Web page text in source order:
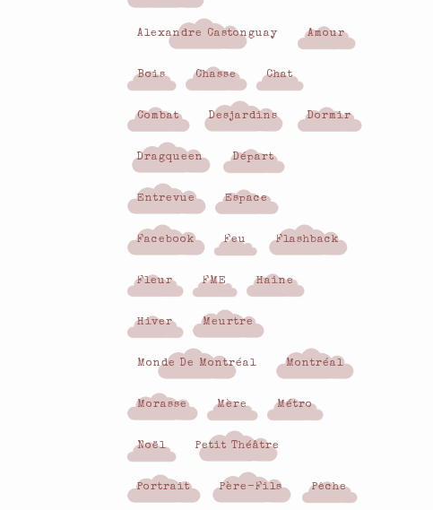
Alexandre Castonguay Amour
Bois Chasse Chat
Combat Desjardins Dormir
Dragqueen Départ
Entrevue Espace
Facebook Feu Flashback
Fleur FME Haine
Hiver Meurtre
Monde De Montréal Montréal
Morasse Mère Métro
Noël Petit Théâtre
Portrait Père-Fils Pêche